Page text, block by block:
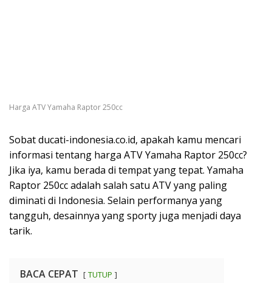
Harga ATV Yamaha Raptor 250cc
Sobat ducati-indonesia.co.id, apakah kamu mencari
informasi tentang harga ATV Yamaha Raptor 250cc?
Jika iya, kamu berada di tempat yang tepat. Yamaha
Raptor 250cc adalah salah satu ATV yang paling
diminati di Indonesia. Selain performanya yang
tangguh, desainnya yang sporty juga menjadi daya
tarik.
BACA CEPAT TUTUP